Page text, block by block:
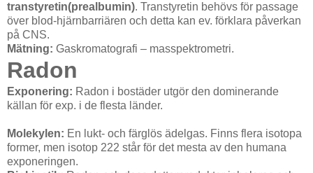
transtyretin(prealbumin). Transtyretin behövs för passage
över blod-hjärnbarriären och detta kan ev. förklara påverkan
på CNS.
Mätning: Gaskromatografi – masspektrometri.
Radon
Exponering: Radon i bostäder utgör den dominerande
källan för exp. i de flesta länder.
Molekylen: En lukt- och färglös ädelgas. Finns flera isotopa
former, men isotop 222 står för det mesta av den humana
exponeringen.